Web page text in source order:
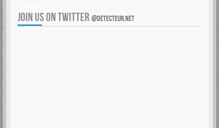
JOIN US ON TWITTER @DETECTEUR.NET